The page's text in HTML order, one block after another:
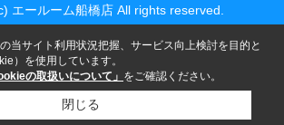
エールーム船橋店 All rights reserved.
当サイト利用状況把握、サービス向上検討を目的と
）を使用しています。
の取扱いについて」 をご確認ください。
閉じる